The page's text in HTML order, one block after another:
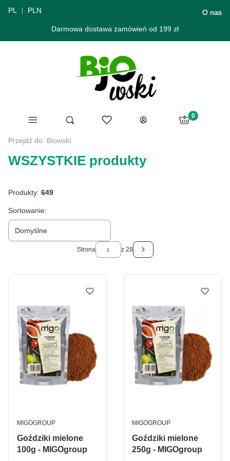
PL PLN
O nas
Darmowa dostawa zamówień od 199 zł
Menu Otwórz wyszukiwarkę
Szukaj Ulubione
Zaloguj się
Produkty w
Koszyk
Przejdź do: Biowski
WSZYSTKIE produkty
Produkty: 649
Lista produktów
Sortowanie:
Domyślne
Strona z 28
Następne produkty
Goździki mielone
100g - MIGOgroup
PRODUCENT
MIGOGROUP
Goździki mielone
250g - MIGOgroup
PRODUCENT
MIGOGROUP